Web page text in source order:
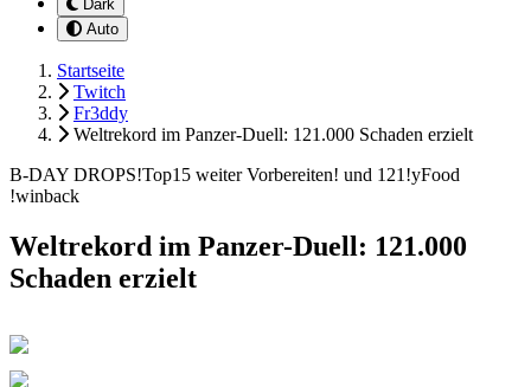
Dark
Auto
Startseite
Twitch
Fr3ddy
Weltrekord im Panzer-Duell: 121.000 Schaden erzielt
B-DAY DROPS!Top15 weiter Vorbereiten! und 121!yFood
!winback
Weltrekord im Panzer-Duell: 121.000
Schaden erzielt